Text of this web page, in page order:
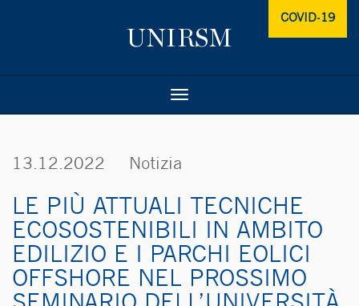
COVID-19
Toggle
13.12.2022 Notizia
LE PIÙ ATTUALI TECNICHE
ECOSOSTE­NIBILI IN AMBITO
EDILIZIO E I PARCHI EOLICI
OFFSHORE NEL PROSSIMO